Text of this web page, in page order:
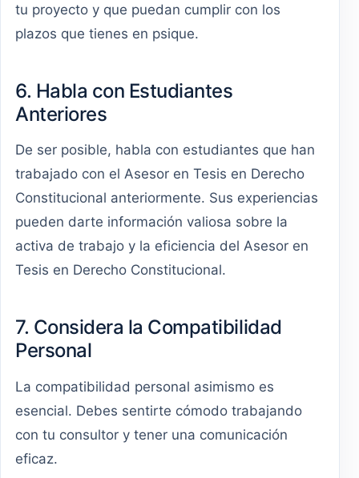
tu proyecto y que puedan cumplir con los
plazos que tienes en psique.
6. Habla con Estudiantes
Anteriores
De ser posible, habla con estudiantes que han
trabajado con el Asesor en Tesis en Derecho
Constitucional anteriormente. Sus experiencias
pueden darte información valiosa sobre la
activa de trabajo y la eficiencia del Asesor en
Tesis en Derecho Constitucional.
7. Considera la Compatibilidad
Personal
La compatibilidad personal asimismo es
esencial. Debes sentirte cómodo trabajando
con tu consultor y tener una comunicación
eficaz.